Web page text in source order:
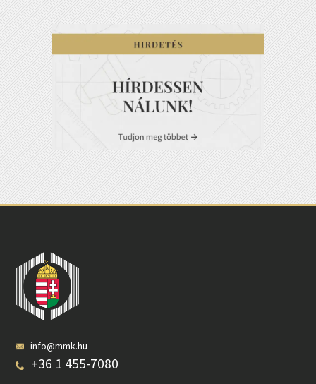
info@mmk.hu
+36 1 455-7080